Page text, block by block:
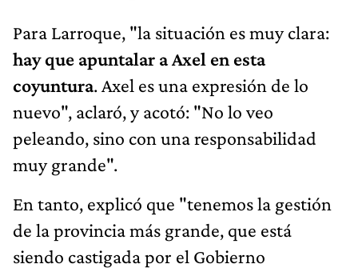
Para Larroque, "la situación es muy clara:
hay que apuntalar a Axel en esta
coyuntura. Axel es una expresión de lo
nuevo", aclaró, y acotó: "No lo veo
peleando, sino con una responsabilidad
muy grande".
En tanto, explicó que "tenemos la gestión
de la provincia más grande, que está
siendo castigada por el Gobierno